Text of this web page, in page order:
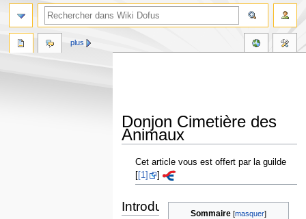
Donjon Cimetière des
Animaux
Aller
navigation
Aller
recherche
Cet article vous est offert par la guilde
[1] ]
Sommaire
Introduction
plus